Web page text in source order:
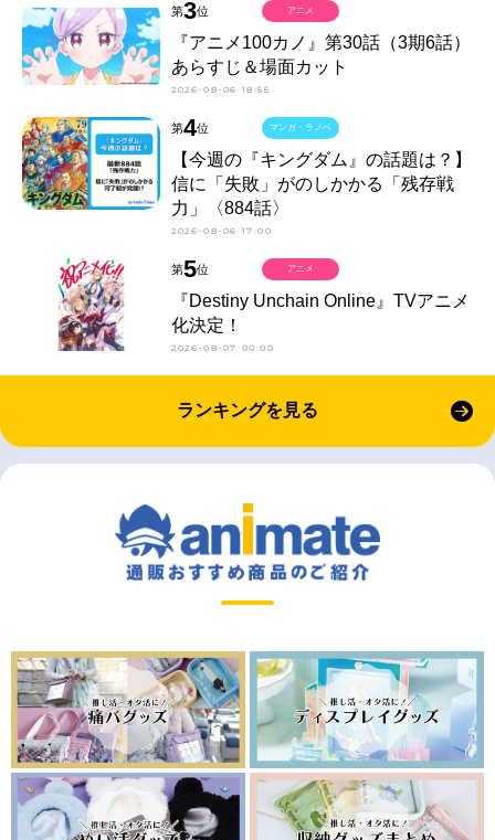
第3位
『アニメ100カノ』第30話（3期6話）
あらすじ＆場面カット
2026-08-06 18:55
アニメ
第4位
【今週の『キングダム』の話題は？】
信に「失敗」がのしかかる「残存戦
力」〈884話〉
2026-08-06 17:00
マンガ・ラノベ
第5位
『Destiny Unchain Online』TVアニメ
化決定！
2026-08-07 00:00
アニメ
ランキングを見る